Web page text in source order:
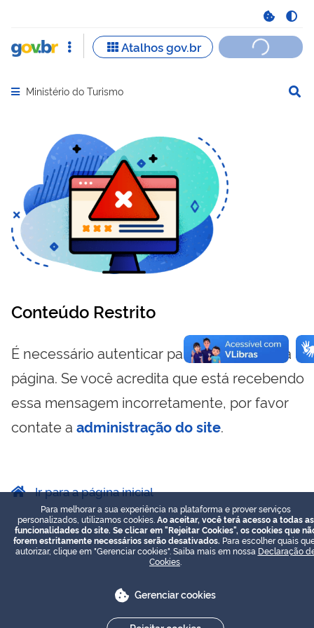
Abrir menu principal de navegação
Ministério do Turismo
Conteúdo Restrito
É necessário autenticar para visualizar essa
página. Se você acredita que está recebendo
essa mensagem incorretamente, por favor
contate a administração do site.
Ir para a página inicial
Para melhorar a sua experiência na plataforma e prover serviços
personalizados, utilizamos cookies. Ao aceitar, você terá acesso a todas as
funcionalidades do site. Se clicar em "Rejeitar Cookies", os cookies que
forem estritamente necessários serão desativados. Para escolher quais
autorizar, clique em "Gerenciar cookies". Saiba mais em nossa Declaração
Cookies
Gerenciar cookies